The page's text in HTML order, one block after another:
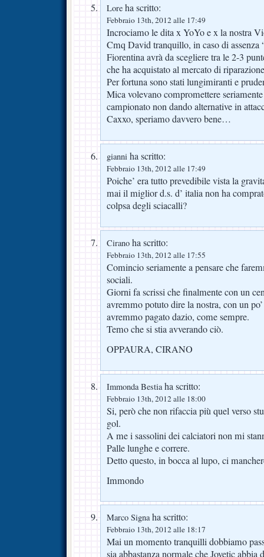
Lore ha scritto:
Febbraio 13th, 2012 alle 17:49
Incrociamo le dita x YoYo e x la nostra
Cmq David tranquillo, in caso di assenza
Fiorentina avrà da scegliere tra le 2-3
che ha acquistato al mercato di
Per fortuna sono stati lungimiranti e
Mica volevano compromettere
campionato non dando alternative in
Caxxo, speriamo davvero bene…
gianni ha scritto:
Febbraio 13th, 2012 alle 17:49
Poiche’ era tutto prevedibile vista la
mai il miglior d.s. d’ italia non ha
colpsa degli sciacalli?
Cirano ha scritto:
Febbraio 13th, 2012 alle 17:55
Comincio seriamente a pensare che
sociali.
Giorni fa scrissi che finalmente con un
avremmo potuto dire la nostra, con un
avremmo pagato dazio, come sempre.
Temo che si stia avverando ciò.
OPPAURA, CIRANO
Immonda Bestiaha scritto:
Febbraio 13th, 2012 alle 18:00
Si, però che non rifaccia più quel verso
gol.
A me i sassolini dei calciatori non mi
Palle lunghe e correre.
Detto questo, in bocca al lupo, ci
Immondo
Marco Signaha scritto:
Febbraio 13th, 2012 alle 18:17
Mai un momento tranquilli dobbiamo
sia abbastanza normale che Jovetic